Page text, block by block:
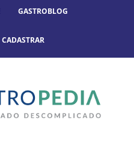
GASTROBLOG
CADASTRAR